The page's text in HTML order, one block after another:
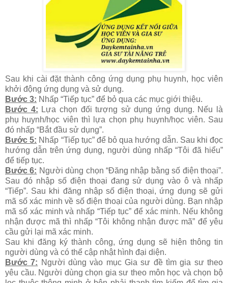
Sau khi cài đặt thành công ứng dụng phụ huynh, học viên
khởi động ứng dụng và sử dụng.
Bước 3: Nhấp “Tiếp tục” để bỏ qua các mục giới thiệu.
Bước 4: Lựa chọn đối tượng sử dụng ứng dụng. Nếu là
phụ huynh/học viên thì lựa chọn phụ huynh/học viên. Sau
đó nhấp “Bắt đầu sử dụng”.
Bước 5: Nhấp “Tiếp tục” để bỏ qua hướng dẫn. Sau khi đọc
hướng dẫn trên ứng dụng, người dùng nhấp “Tôi đã hiểu”
để tiếp tục.
Bước 6: Người dùng chọn “Đăng nhập bằng số điện thoại”.
Sau đó nhập số điện thoại đang sử dụng vào ô và nhấp
“Tiếp”. Sau khi đăng nhập số điện thoại, ứng dụng sẽ gửi
mã số xác minh về số điện thoại của người dùng. Bạn nhập
mã số xác minh và nhấp “Tiếp tục” để xác minh. Nếu không
nhận được mã thì nhấp “Tôi không nhận được mã” để yêu
cầu gửi lại mã xác minh.
Sau khi đăng ký thành công, ứng dụng sẽ hiện thông tin
người dùng và có thể cập nhật hình đại diện.
Bước 7: Người dùng vào mục Gia sư đề tìm gia sư theo
yêu cầu. Người dùng chọn gia sư theo môn học và chọn bộ